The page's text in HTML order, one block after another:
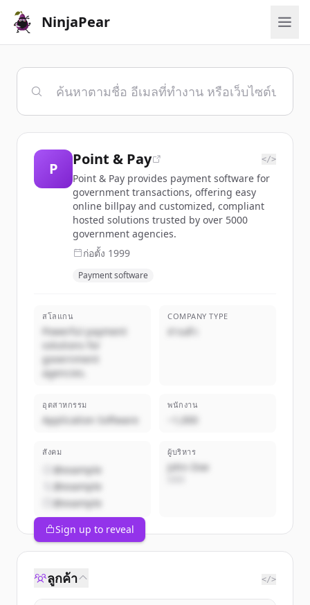
NinjaPear
P
Point & Pay </>
Point & Pay provides payment software for
government transactions, offering easy
online billpay and customized, compliant
hosted solutions trusted by over 5000
government agencies.
ก่อตั้ง 1999
Payment software
สโลแกน
Powerful payment
solutions for
government
agencies.
COMPANY TYPE
ส่วนตัว
อุตสาหกรรม
Application Software
พนักงาน
~1,000
สังคม
@example
@example
@example
ผู้บริหาร
John Doe
Sign up to reveal
ลูกค้า </>